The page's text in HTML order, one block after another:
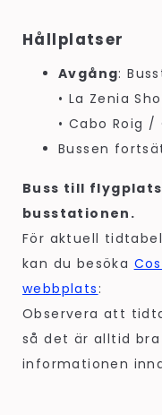
Hållplatser
Avgång:
• La Zenia
• Cabo Roig
Bussen
Buss till
busstationen.
För aktuell
kan du besöka
webbplats :
Observera att
så det är alltid
informationen